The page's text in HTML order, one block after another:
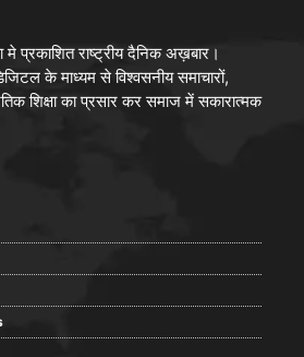
मे प्रकाशित राष्ट्रीय दैनिक अख़बार।
के माध्यम से विश्वसनीय समाचारों,
शिक्षा का प्रसार कर समाज में सकारात्मक